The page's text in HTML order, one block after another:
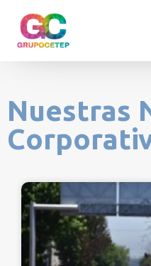
Nuestras